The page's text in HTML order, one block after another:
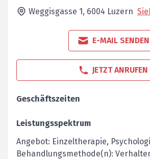
Weggisgasse 1, 6004 Luzern
E-MAIL SENDEN
JETZT ANRUFEN
Geschäftszeiten
Leistungsspektrum
Angebot: Einzeltherapie,
Behandlungsmethode(n):